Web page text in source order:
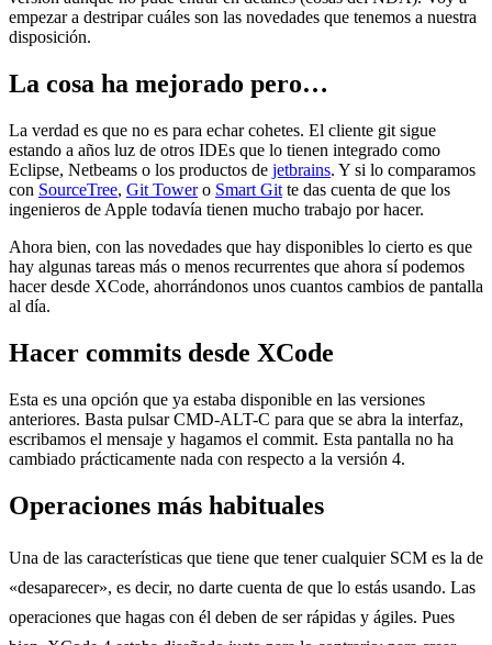
empezar a destripar cuáles son las novedades que tenemos a nuestra
disposición.
La cosa ha mejorado pero…
La verdad es que no es para echar cohetes. El cliente git sigue
estando a años luz de otros IDEs que lo tienen integrado como
Eclipse, Netbeams o los productos de jetbrains. Y si lo comparamos
con SourceTree, Git Towero Smart Git te das cuenta de que los
ingenieros de Apple todavía tienen mucho trabajo por hacer.
Ahora bien, con las novedades que hay disponibles lo cierto es que
hay algunas tareas más o menos recurrentes que ahora sí podemos
hacer desde XCode, ahorrándonos unos cuantos cambios de pantalla
al día.
Hacer commits desde XCode
Esta es una opción que ya estaba disponible en las versiones
anteriores. Basta pulsar CMD-ALT-C para que se abra la interfaz,
escribamos el mensaje y hagamos el commit. Esta pantalla no ha
cambiado prácticamente nada con respecto a la versión 4.
Operaciones más habituales
Una de las características que tiene que tener cualquier SCM es la de
«desaparecer», es decir, no darte cuenta de que lo estás usando. Las
operaciones que hagas con él deben de ser rápidas y ágiles. Pues